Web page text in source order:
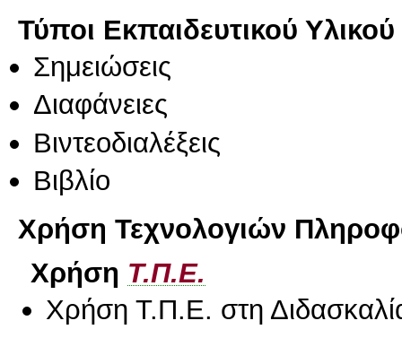
Τύποι Εκπαιδευτικού Υλικού
Σημειώσεις
Διαφάνειες
Βιντεοδιαλέξεις
Βιβλίο
Χρήση Τεχνολογιών
Χρήση Τ.Π.Ε.
Χρήση Τ.Π.Ε. στη